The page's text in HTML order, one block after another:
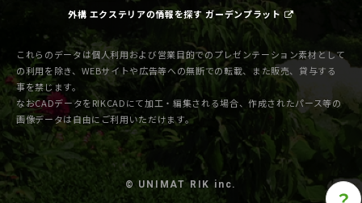
外構 エクステリアの情報を探す ガーデンプラット
これらのデータは個人利用および営業目的でのプレゼンテーション素材として
の利用を除き、WEBサイトや広告等への無断での転載、また販売、貸与する
事を禁じます。
なおCADデータをRIKCADにて加工・編集される場合、作成されたパース等の
画像データは自由にご利用いただけます。
© UNIMAT RIK inc.